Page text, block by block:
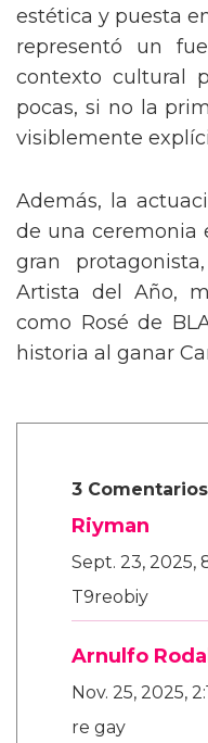
estética y puesta
representó un
contexto cultural
pocas, si no la
visiblemente
Además, la
de una ceremonia
gran
Artista del Año,
como Rosé de
historia al ganar
3 Comentarios
Riyman
Sept. 23, 2025,
T9reobiy
Arnulfo
Nov. 25, 2025,
re gay